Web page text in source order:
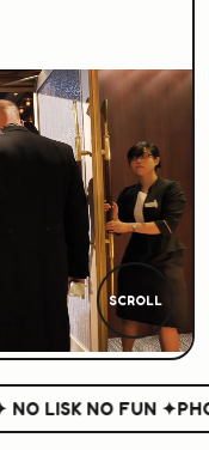
SCROLL
LISK NO FUN ✦